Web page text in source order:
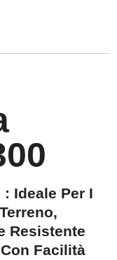
Ideale Per I
Resistente
Facilità